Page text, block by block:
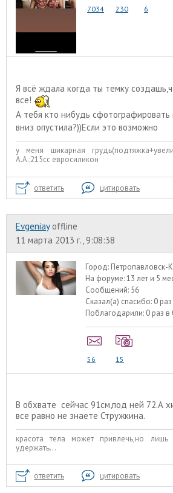
7034 230 6
Я всё ждала когда ты темку
все!
А тебя кто нибудь
вниз опустила?))Если это возможно
у меня шикарная
А.А.;215сс евросиликон
ответить цитировать
Evgeniay offline
11 марта 2013 г., 9:08:38
Город: Петропавловск-
На форуме:13 лет и 5
Сообщений: 56
Сказал(а) спасибо: 0 раз
Поблагодарили: 0 раз
56 15
В обхвате сейчас 91см,под ней 72.А
все равно не знаете Стружкина.
красота тела может привлечь,но
удержать...
ответить цитировать